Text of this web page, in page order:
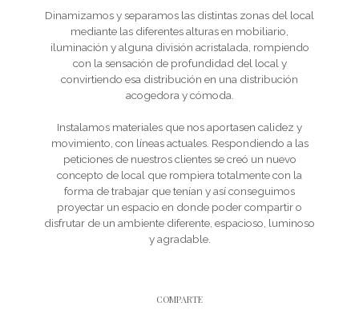
Dinamizamos y separamos las distintas zonas del local
mediante las diferentes alturas en mobiliario,
iluminación y alguna división acristalada, rompiendo
con la sensación de profundidad del local y
convirtiendo esa distribución en una distribución
acogedora y cómoda.
Instalamos materiales que nos aportasen calidez y
movimiento, con líneas actuales. Respondiendo a las
peticiones de nuestros clientes se creó un nuevo
concepto de local que rompiera totalmente con la
forma de trabajar que tenían y así conseguimos
proyectar un espacio en donde poder compartir o
disfrutar de un ambiente diferente, espacioso, luminoso
y agradable.
COMPARTE